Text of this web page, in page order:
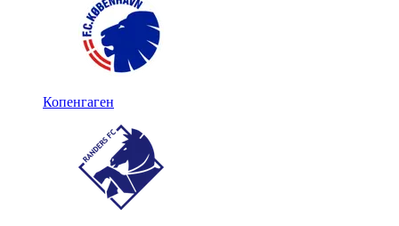
Копенгаген